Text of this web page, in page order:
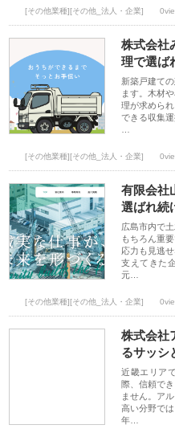
[その他業種][その他_法人・企業]
株式会社
理で選ば
新築戸建て
ます。木材
理が求めら
できる収集
[その他業種][その他_法人・企業]
有限会社
選ばれ続
広島市内で
もちろん重
応力も見逃
支えてきた
元…
[その他業種][その他_法人・企業]
株式会社
るサッシ
近畿エリア
際、信頼で
ません。ア
高い分野で
年…